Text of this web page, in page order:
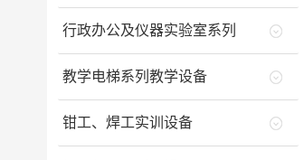
行政办公及仪器实验室系列
教学电梯系列教学设备
钳工、焊工实训设备